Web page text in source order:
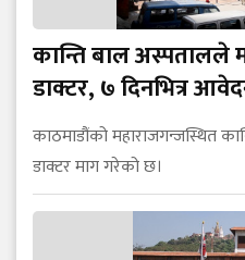
कान्ति बाल अस्पतालले
डाक्टर, ७ दिनभित्र
काठमाडौंको महाराजगन्जस्थित
डाक्टर माग गरेको छ।